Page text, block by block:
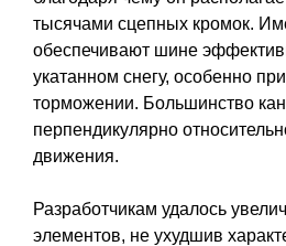
тысячами сцепных кромок.
обеспечивают шине
укатанном снегу, особенно
торможении. Большинство
перпендикулярно
движения.
Разработчикам удалось
элементов, не ухудшив